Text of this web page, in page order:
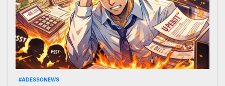
#ADESSONEWS